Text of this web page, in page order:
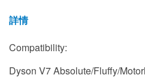
詳情
Compatibility:
Dyson V7 Absolute/Fluffy/